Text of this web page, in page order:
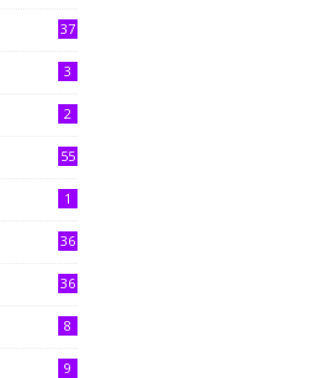
37
3
2
55
1
36
36
8
9